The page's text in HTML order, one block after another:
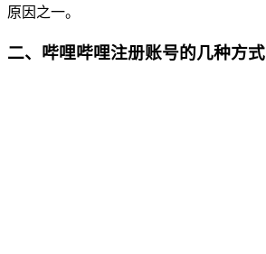
原因之一。
二、哔哩哔哩注册账号的几种方式